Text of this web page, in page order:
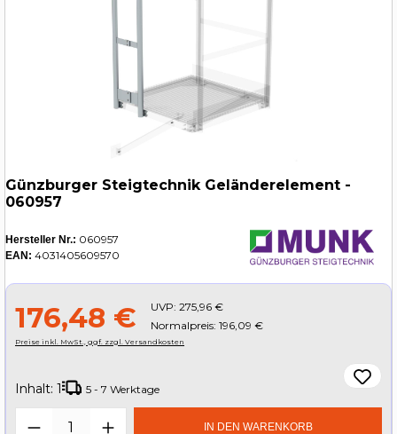
Günzburger Steigtechnik Geländerelement -
060957
Hersteller Nr.: 060957
EAN: 4031405609570
176,48 € UVP: 275,96 €
Normalpreis: 196,09 €
Preise inkl. MwSt., ggf. zzgl. Versandkosten
Inhalt: 1 5 - 7 Werktage
Produkt Anzahl: Gib denIN DEN WARENKORB